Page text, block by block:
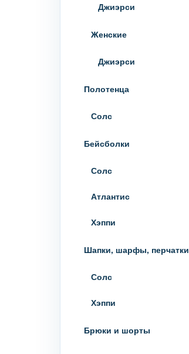
Джиэрси
Женские
Джиэрси
Полотенца
Солс
Бейсболки
Солс
Атлантис
Хэппи
Шапки, шарфы, перчатки
Солс
Хэппи
Брюки и шорты